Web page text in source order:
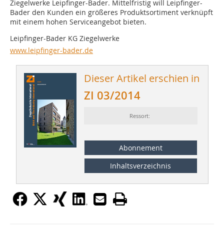
Ziegelwerke Leipfinger-Bader. Mittelfristig will Leipfinger-
Bader den Kunden ein größeres Produktsortiment verknüpft
mit einem hohen Serviceangebot bieten.
Leipfinger-Bader KG Ziegelwerke
www.leipfinger-bader.de
Dieser Artikel erschien in
ZI 03/2014
Ressort:
Abonnement
Inhaltsverzeichnis